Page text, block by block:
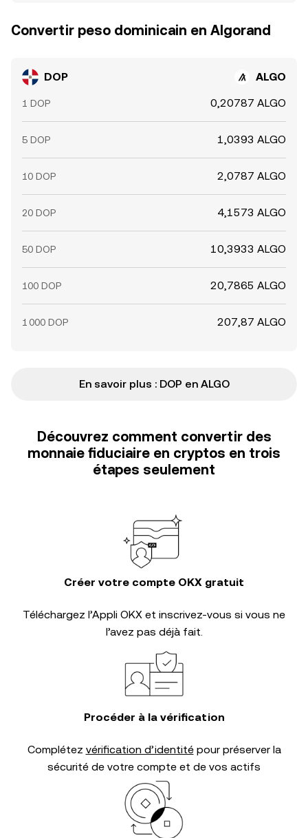
Convertir peso dominicain en Algorand
DOP ALGO
1 DOP 0,20787 ALGO
5 DOP 1,0393 ALGO
10 DOP 2,0787 ALGO
20 DOP 4,1573 ALGO
50 DOP 10,3933 ALGO
100 DOP 20,7865 ALGO
1 000 DOP 207,87 ALGO
En savoir plus : DOP en ALGO
Découvrez comment convertir des
monnaie fiduciaire en cryptos en trois
étapes seulement
Créer votre compte OKX gratuit
Téléchargez l’Appli OKX et inscrivez-vous si vous ne
l’avez pas déjà fait.
Procéder à la vérification
Complétez vérification d’identitépour préserver la
sécurité de votre compte et de vos actifs